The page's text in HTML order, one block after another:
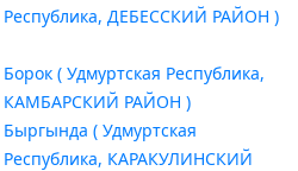
Республика, ДЕБЕССКИЙ РАЙОН )
Борок ( Удмуртская Республика,
КАМБАРСКИЙ РАЙОН )
Быргында ( Удмуртская
Республика, КАРАКУЛИНСКИЙ